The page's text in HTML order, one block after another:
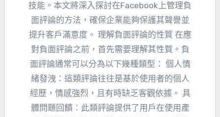
技能。本文將深入探討在Facebook上管理負
面評論的方法，確保企業能夠保護其聲譽並
提升客戶滿意度。 理解負面評論的性質 在應
對負面評論之前，首先需要理解其性質。負
面評論通常可以分為以下幾種類型： 個人情
緒發洩：這類評論往往是基於使用者的個人
經歷，情感強烈，且有時缺乏客觀依據。 具
體問題回饋：此類評論提供了用戶在使用產